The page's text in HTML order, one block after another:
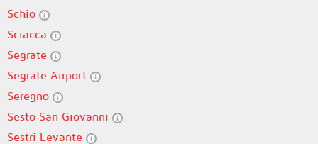
Schio
Sciacca
Segrate
Segrate Airport
Seregno
Sesto San Giovanni
Sestri Levante